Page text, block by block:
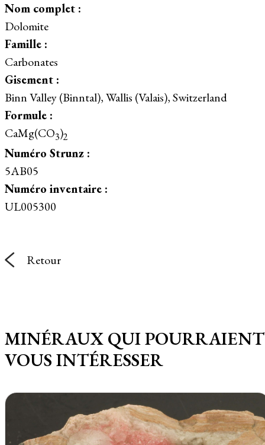
Nom complet :
Dolomite
Famille :
Carbonates
Gisement :
Binn Valley (Binntal), Wallis (Valais), Switzerland
Formule :
CaMg(CO3)2
Numéro Strunz :
5AB05
Numéro inventaire :
UL005300
Retour
MINÉRAUX QUI POURRAIENT
VOUS INTÉRESSER